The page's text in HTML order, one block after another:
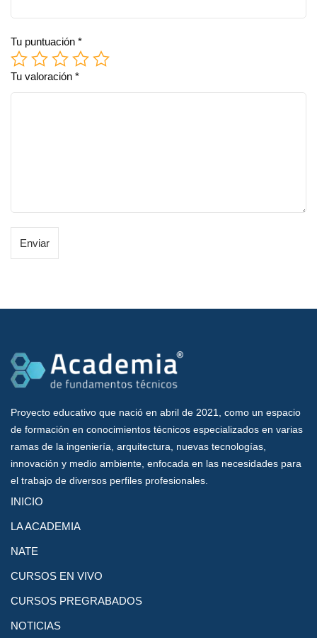
Tu puntuación *
Tu valoración *
Enviar
Proyecto educativo que nació en abril de 2021, como un espacio
de formación en conocimientos técnicos especializados en varias
ramas de la ingeniería, arquitectura, nuevas tecnologías,
innovación y medio ambiente, enfocada en las necesidades para
el trabajo de diversos perfiles profesionales.
INICIO
LA ACADEMIA
NATE
CURSOS EN VIVO
CURSOS PREGRABADOS
NOTICIAS